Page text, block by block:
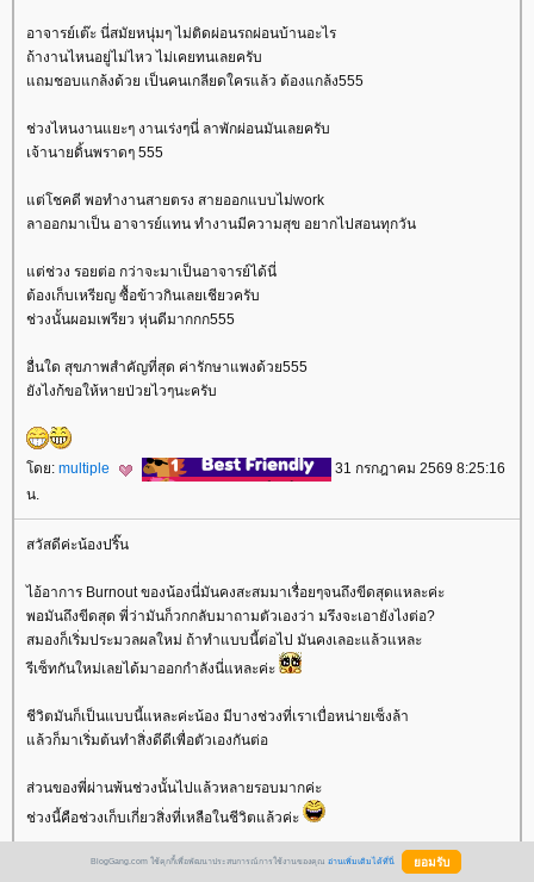
อาจารย์เต๊ะ นี่สมัยหนุ่มๆ ไม่ติดผ่อนรถผ่อนบ้านอะไร
ถ้างานไหนอยู่ไม่ไหว ไม่เคยทนเลยครับ
ถมชอบแกล้งด้วย เป็นคนเกลียดใครแล้ว ต้องแกล้ง555
ช่วงไหนงานแยะๆ งานเร่งๆนี่ ลาพักผ่อนมันเลยครับ
เจ้านายดิ้นพราดๆ 555
ต่โชคดี พอทำงานสายตรง สายออกแบบไม่work
ลาออกมาเป็น อาจารย์แทน ทำงานมีความสุข อยากไปสอนทุกวัน
ต่ช่วง รอยต่อ กว่าจะมาเป็นอาจารย์ได้นี่
ต้องเก็บเหรียญ ซื้อข้าวกินเลยเชียวครับ
ช่วงนั้นผอมเพรียว หุ่นดีมากกก555
อื่นใด สุขภาพสำคัญที่สุด ค่ารักษาแพงด้วย555
ังไงก้ขอให้หายป่วยไวๆนะครับ
ดย: multiple
31 กรกฎาคม 2569 8:25:16
น.
สวัสดีค่ะน้องปริ๊น
ไอ้อาการ Burnout ของน้องนี่มันคงสะสมมาเรื่อยๆจนถึงขีดสุดแหละค่ะ
พอมันถึงขีดสุด พี่ว่ามันก็วกกลับมาถามตัวเองว่า มรึงจะเอายังไงต่อ?
สมองก็เริ่มประมวลผลใหม่ ถ้าทำแบบนี้ต่อไป มันคงเลอะแล้วแหละ
รีเซ็ทกันใหม่เลยได้มาออกกำลังนี่แหละค่ะ
ชีวิตมันก็เป็นแบบนี้แหละค่ะน้อง มีบางช่วงที่เราเบื่อหน่ายเซ็งล้า
ล้วก็มาเริ่มต้นทำสิ่งดีดีเพื่อตัวเองกันต่อ
ส่วนของพี่ผ่านพ้นช่วงนั้นไปแล้วหลายรอบมากค่ะ
ช่วงนี้คือช่วงเก็บเกี่ยวสิ่งที่เหลือในชีวิตแล้วค่ะ
พี่ก็ดูแลตัวเองดูแลพ่อแม่รวมถึงพี่น้องลูกหลาน(ถ้าทำได้นะคะ)
BlogGang.com ใช้คุกกี้เพื่อพัฒนาประสบการณ์การใช้งานของคุณ อ่านเพิ่มเติมได้ที่นี่